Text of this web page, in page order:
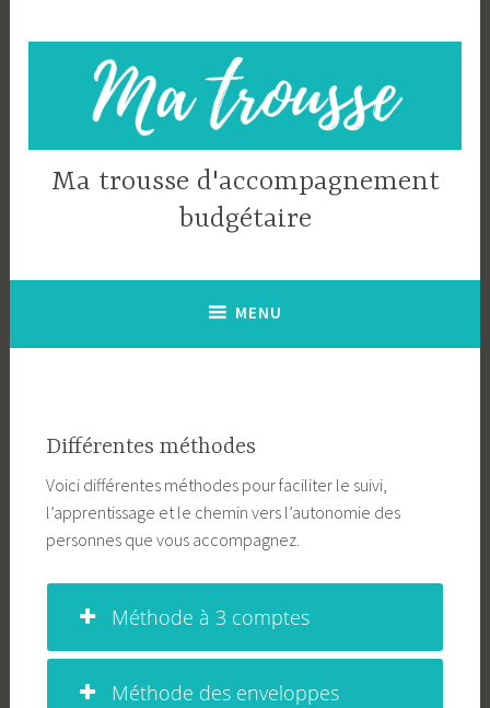
Ma trousse d'accompagnement
budgétaire
MENU
Différentes méthodes
Voici différentes méthodes pour faciliter le suivi,
l’apprentissage et le chemin vers l’autonomie des
personnes que vous accompagnez.
Méthode à 3 comptes
Méthode des enveloppes